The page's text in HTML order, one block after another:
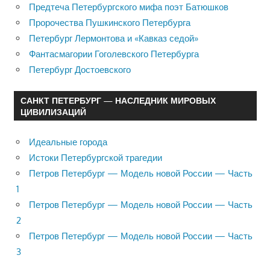
Предтеча Петербургского мифа поэт Батюшков
Пророчества Пушкинского Петербурга
Петербург Лермонтова и «Кавказ седой»
Фантасмагории Гоголевского Петербурга
Петербург Достоевского
САНКТ ПЕТЕРБУРГ — НАСЛЕДНИК МИРОВЫХ
ЦИВИЛИЗАЦИЙ
Идеальные города
Истоки Петербургской трагедии
Петров Петербург — Модель новой России — Часть
1
Петров Петербург — Модель новой России — Часть
2
Петров Петербург — Модель новой России — Часть
3